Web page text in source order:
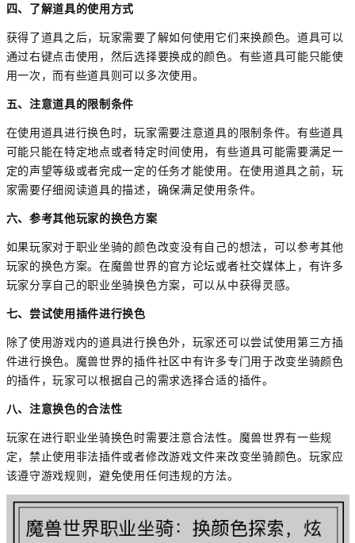
四、了解道具的使用方式
获得了道具之后，玩家需要了解如何使用它们来换颜色。道具可以
通过右键点击使用，然后选择要换成的颜色。有些道具可能只能使
用一次，而有些道具则可以多次使用。
五、注意道具的限制条件
在使用道具进行换色时，玩家需要注意道具的限制条件。有些道具
可能只能在特定地点或者特定时间使用，有些道具可能需要满足一
定的声望等级或者完成一定的任务才能使用。在使用道具之前，玩
家需要仔细阅读道具的描述，确保满足使用条件。
六、参考其他玩家的换色方案
如果玩家对于职业坐骑的颜色改变没有自己的想法，可以参考其他
玩家的换色方案。在魔兽世界的官方论坛或者社交媒体上，有许多
玩家分享自己的职业坐骑换色方案，可以从中获得灵感。
七、尝试使用插件进行换色
除了使用游戏内的道具进行换色外，玩家还可以尝试使用第三方插
件进行换色。魔兽世界的插件社区中有许多专门用于改变坐骑颜色
的插件，玩家可以根据自己的需求选择合适的插件。
八、注意换色的合法性
玩家在进行职业坐骑换色时需要注意合法性。魔兽世界有一些规
定，禁止使用非法插件或者修改游戏文件来改变坐骑颜色。玩家应
该遵守游戏规则，避免使用任何违规的方法。